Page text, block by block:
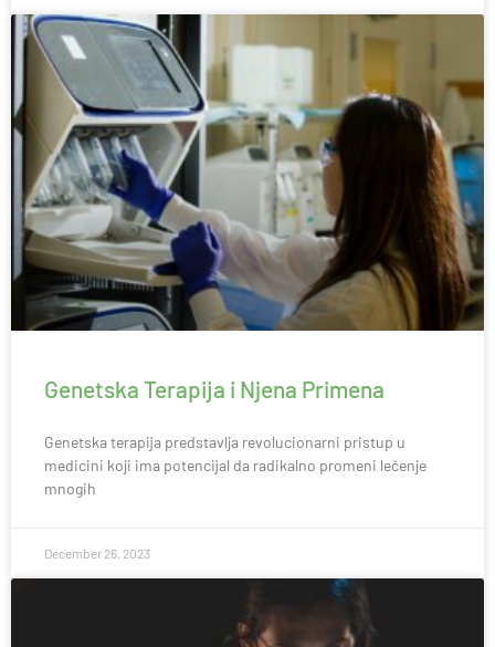
Genetska Terapija i Njena Primena
Genetska terapija predstavlja revolucionarni pristup u
medicini koji ima potencijal da radikalno promeni lečenje
mnogih
December 26, 2023